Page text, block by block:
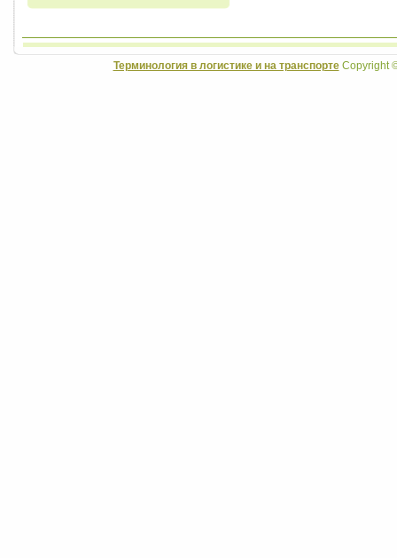
Терминология в логистике и на транспортеCopyright